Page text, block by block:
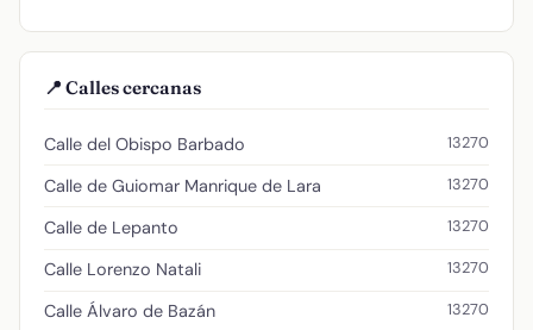
📍 Calles cercanas
Calle del Obispo Barbado 13270
Calle de Guiomar Manrique de Lara 13270
Calle de Lepanto 13270
Calle Lorenzo Natali 13270
Calle Álvaro de Bazán 13270